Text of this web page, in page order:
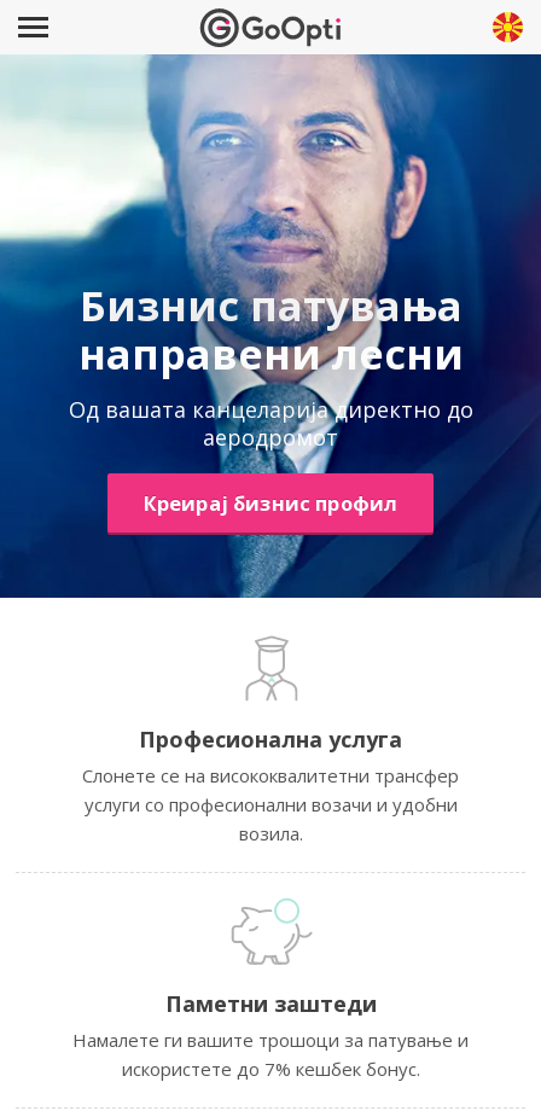
Бизнис патувања
направени лесни
Од вашата канцеларија директно до
аеродромот
Креирај бизнис профил
Професионална услуга
Слонете се на висококвалитетни трансфер
услуги со професионални возачи и удобни
возила.
Паметни заштеди
Намалете ги вашите трошоци за патување и
искористете до 7% кешбек бонус.